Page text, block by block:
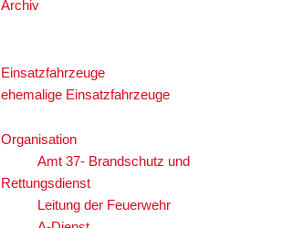
Archiv
Einsatzfahrzeuge
ehemalige Einsatzfahrzeuge
Organisation
Amt 37- Brandschutz und
Rettungsdienst
Leitung der Feuerwehr